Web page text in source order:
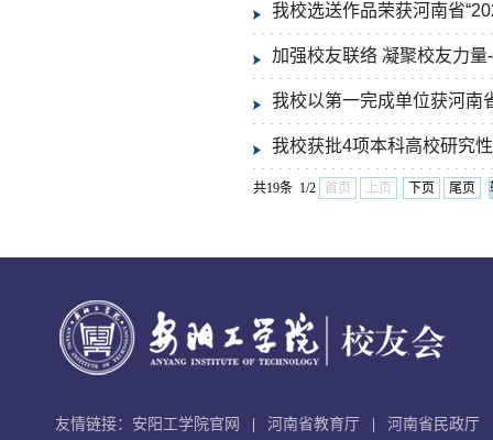
我校选送作品荣获河南省
加强校友联络 凝聚校友力
我校以第一完成单位获河南
我校获批4项本科高校研究
共19条 1/2 首页 上页 下页 尾页
友情链接： 安阳工学院官网 河南省教育厅
河南省民政厅